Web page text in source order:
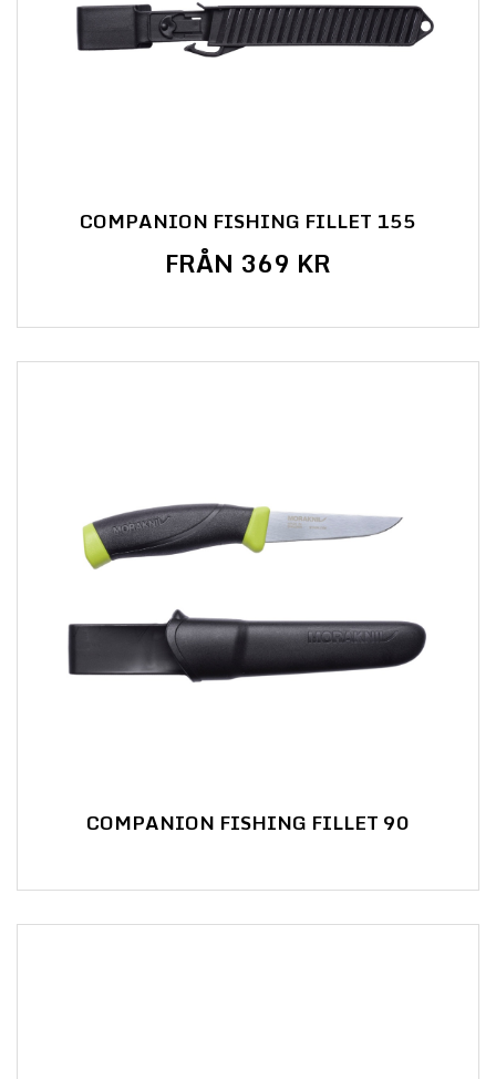
COMPANION FISHING FILLET 155
FRÅN 369 KR
COMPANION FISHING FILLET 90